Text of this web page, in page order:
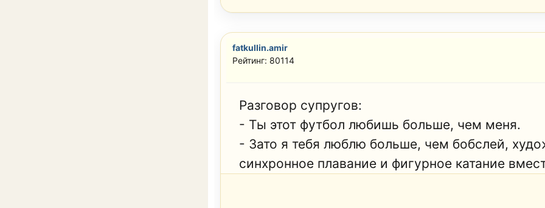
fatkullin.amir
Рейтинг: 80114
Разговор супругов:
- Ты этот футбол любишь больше, чем меня.
- Зато я тебя люблю больше, чем бобслей,
синхронное плавание и фигурное катание